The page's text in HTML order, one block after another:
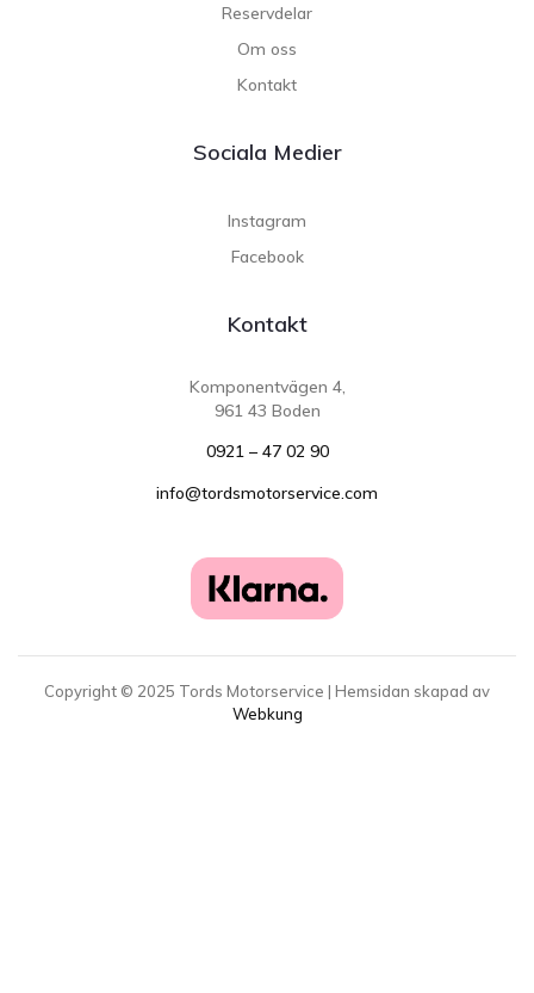
Reservdelar
Om oss
Kontakt
Sociala Medier
Instagram
Facebook
Kontakt
Komponentvägen 4,
961 43 Boden
0921 – 47 02 90
info@tordsmotorservice.com
Copyright © 2025 Tords Motorservice | Hemsidan skapad av
Webkung